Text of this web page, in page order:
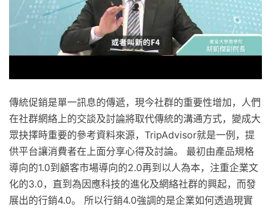
傳統促銷是單一訊息的傳遞，現今社群的重要性增加，人們
在社群網絡上的交談及討論將取代傳統的溝通方式，變成大
眾抉擇時重要的參考資料來源，TripAdvisor就是一例，提
供平台讓消費者在上面分享心得及討論。 最初由產品規格
導向的1.0到顧客市場導向的2.0再到以人為本，注重企業文
化的3.0，直到為因應科技的進化及網絡社群的興起，而發
展出的行銷4.0。 所以行銷4.0強調的是企業如何透過現實